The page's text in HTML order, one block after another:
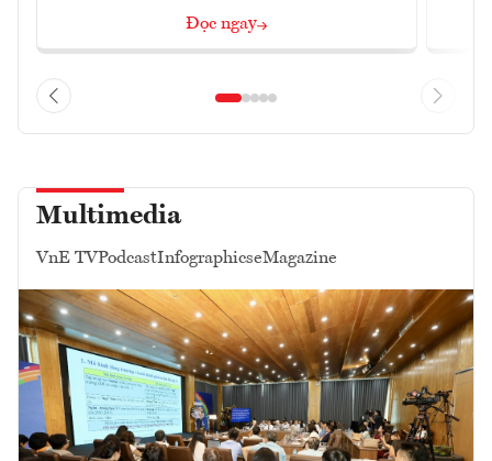
Đọc ngay
Multimedia
VnE TVPodcastInfographicseMagazine